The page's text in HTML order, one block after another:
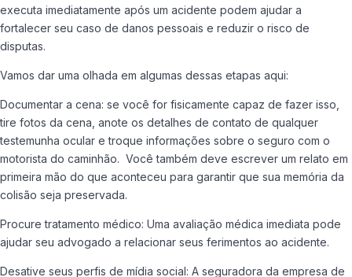
executa imediatamente após um acidente podem ajudar a
fortalecer seu caso de danos pessoais e reduzir o risco de
disputas.
Vamos dar uma olhada em algumas dessas etapas aqui:
Documentar a cena: se você for fisicamente capaz de fazer isso,
tire fotos da cena, anote os detalhes de contato de qualquer
testemunha ocular e troque informações sobre o seguro com o
motorista do caminhão. Você também deve escrever um relato em
primeira mão do que aconteceu para garantir que sua memória da
colisão seja preservada.
Procure tratamento médico: Uma avaliação médica imediata pode
ajudar seu advogado a relacionar seus ferimentos ao acidente.
Desative seus perfis de mídia social: A seguradora da empresa de